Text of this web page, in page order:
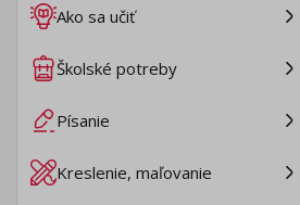
Ako sa učiť
Školské potreby
Písanie
Kreslenie, maľovanie